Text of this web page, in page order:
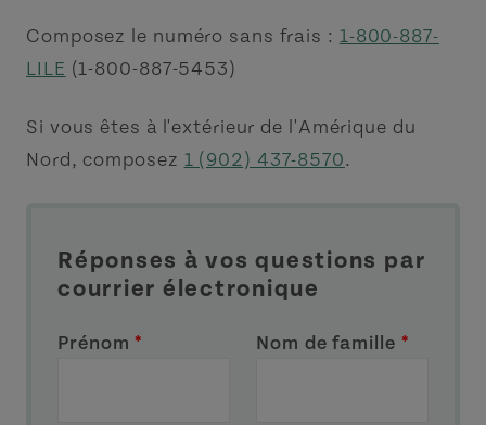
Composez le numéro sans frais : 1-800-887-
LILE (1-800-887-5453)
Si vous êtes à l'extérieur de l'Amérique du
Nord, composez 1 (902) 437-8570.
Réponses à vos questions par
courrier électronique
Prénom * Nom de famille *